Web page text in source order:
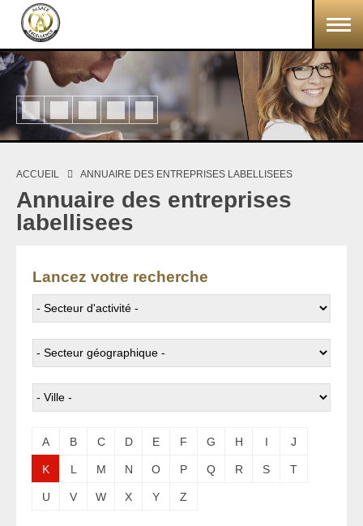
Aller au contenu principal
Vous êtes ici
ACCUEIL ANNUAIRE DES ENTREPRISES LABELLISEES
Annuaire des entreprises
labellisees
Lancez votre recherche
A B C D E F G H I J
K L M N O P Q R S T
U V W X Y Z